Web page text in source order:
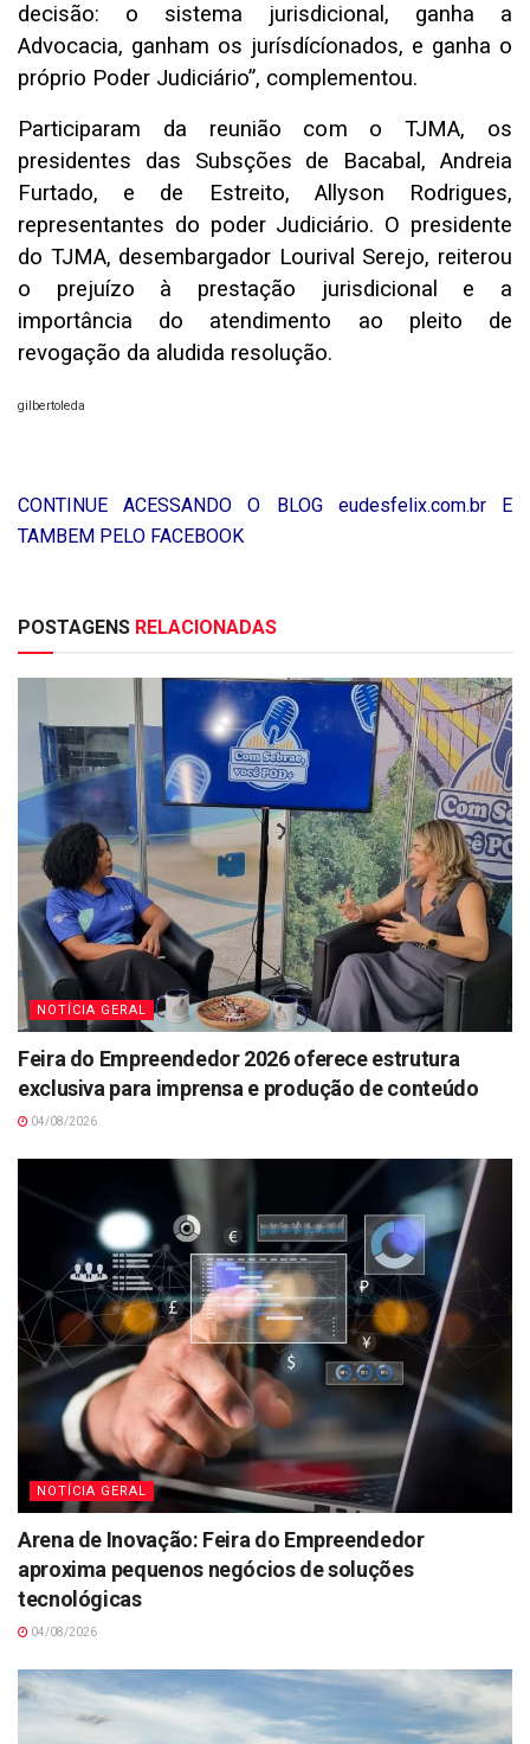
decisão: o sistema jurisdicional, ganha a
Advocacia, ganham os jurísdícíonados, e ganha o
próprio Poder Judiciário”, complementou.
Participaram da reunião com o TJMA, os
presidentes das Subsções de Bacabal, Andreia
Furtado, e de Estreito, Allyson Rodrigues,
representantes do poder Judiciário. O presidente
do TJMA, desembargador Lourival Serejo, reiterou
o prejuízo à prestação jurisdicional e a
importância do atendimento ao pleito de
revogação da aludida resolução.
gilbertoleda
CONTINUE ACESSANDO O BLOG eudesfelix.com.br E
TAMBEM PELO FACEBOOK
POSTAGENS RELACIONADAS
NOTÍCIA GERAL
Feira do Empreendedor 2026 oferece estrutura
exclusiva para imprensa e produção de conteúdo
04/08/2026
NOTÍCIA GERAL
Arena de Inovação: Feira do Empreendedor
aproxima pequenos negócios de soluções
tecnológicas
04/08/2026